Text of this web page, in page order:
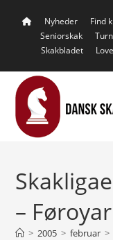
Nyheder Find
Seniorskak
Skakbladet
Love
– Føroyar
> 2005 > februar >